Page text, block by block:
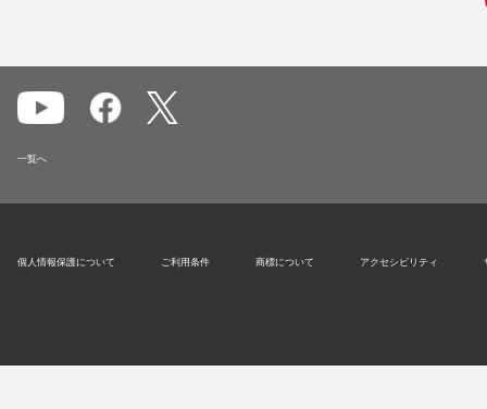
一覧へ
個人情報保護について ご利用条件 商標について アクセシビリティ